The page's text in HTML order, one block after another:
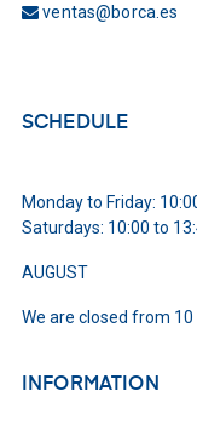
ventas@borca.es
SCHEDULE
Monday to Friday:
Saturdays: 10:00 to
AUGUST
We are closed from 10
INFORMATION